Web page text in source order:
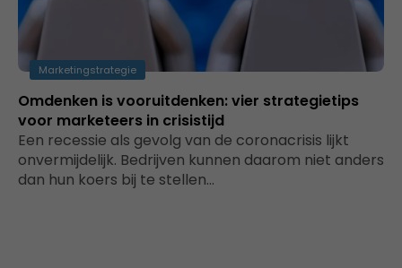
Marketingstrategie
Omdenken is vooruitdenken: vier strategietips
voor marketeers in crisistijd
Een recessie als gevolg van de coronacrisis lijkt
onvermijdelijk. Bedrijven kunnen daarom niet anders
dan hun koers bij te stellen…